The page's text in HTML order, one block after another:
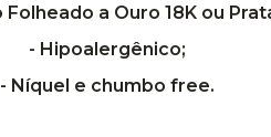
Folheado a Ouro 18K ou
- Hipoalergênico;
- Níquel e chumbo free.